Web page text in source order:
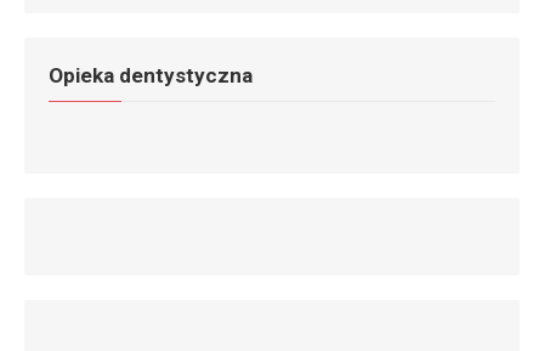
Opieka dentystyczna